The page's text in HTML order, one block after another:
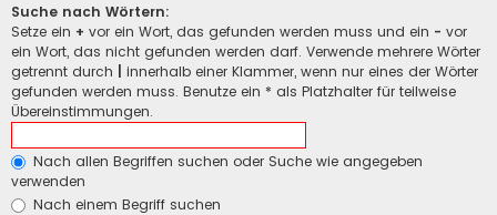
Suche nach Wörtern:
Setze ein + vor ein Wort, das gefunden werden muss und ein - vor
ein Wort, das nicht gefunden werden darf. Verwende mehrere Wörter
getrennt durch
innerhalb einer Klammer, wenn nur eines der Wörter
gefunden werden muss. Benutze ein * als Platzhalter für teilweise
Übereinstimmungen.
Nach allen Begriffen suchen oder Suche wie angegeben
verwenden
Nach einem Begriff suchen